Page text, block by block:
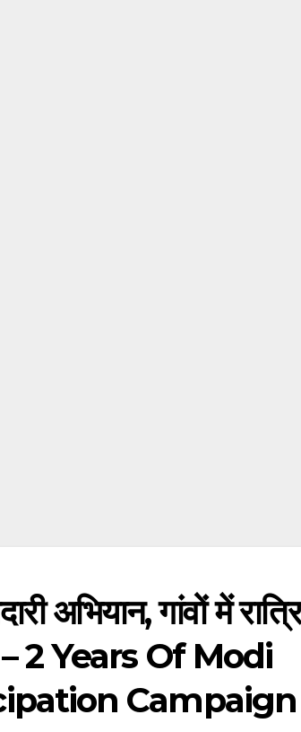
अभियान, गांवों में रात्रि
– 2 Years Of Modi
Campaign